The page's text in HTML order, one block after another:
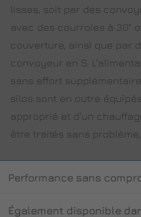
lisses, soit par des
avec des courroies à 30°
couverture, ainsi que par
convoyeur en S.
sans effort
silos sont en outre
approprié et d'un
être traités sans
Performance sans
Également disponible